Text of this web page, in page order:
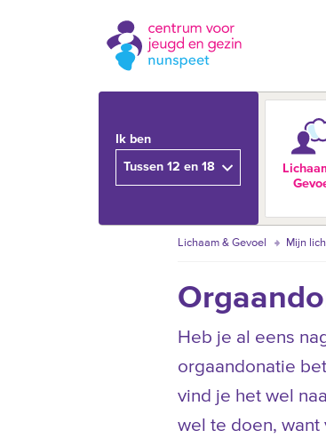
Ik ben
Tussen 12 en 18
Lichaam & Gevoel Mijn
Heb je al eens
orgaandonatie
vind je het wel
wel te doen,